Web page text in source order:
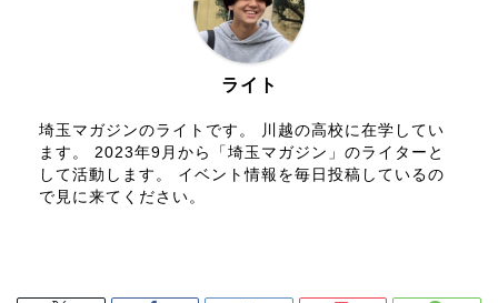
ライト
埼玉マガジンのライトです。 川越の高校に在学してい
ます。 2023年9月から「埼玉マガジン」のライターと
して活動します。 イベント情報を毎日投稿しているの
で見に来てください。